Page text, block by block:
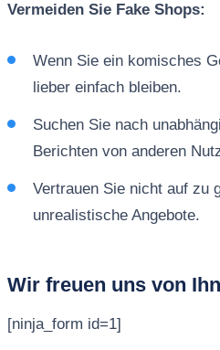
Vermeiden Sie Fake Shops:
Wenn Sie ein komisches
lieber einfach bleiben.
Suchen Sie nach
Berichten von anderen
Vertrauen Sie nicht auf zu
unrealistische Angebote.
Wir freuen uns von
[ninja_form id=1]